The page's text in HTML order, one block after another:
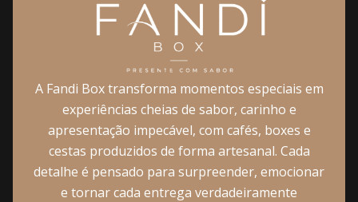
A Fandi Box transforma momentos especiais em
experiências cheias de sabor, carinho e
apresentação impecável, com cafés, boxes e
cestas produzidos de forma artesanal. Cada
detalhe é pensado para surpreender, emocionar
e tornar cada entrega verdadeiramente